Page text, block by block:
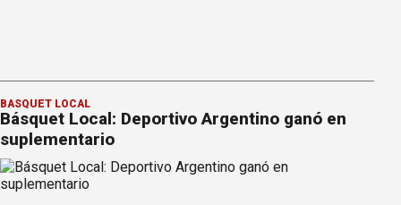
BÁSQUET LOCAL
Básquet Local: Deportivo Argentino ganó en
suplementario